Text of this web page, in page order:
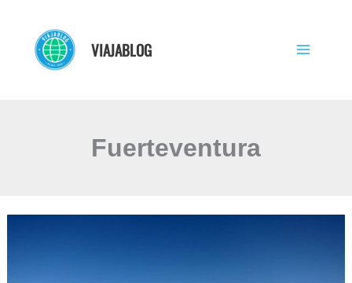
contenido
VIAJABLOG
Fuerteventura